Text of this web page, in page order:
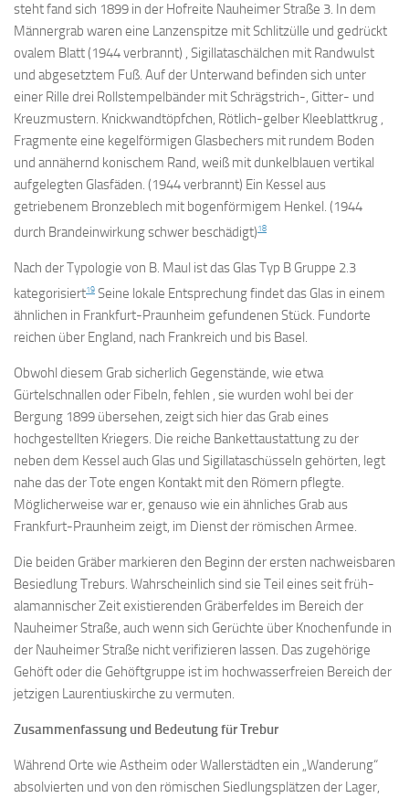
steht fand sich 1899 in der Hofreite Nauheimer Straße 3. In dem
Männergrab waren eine Lanzenspitze mit Schlitzülle und gedrückt
ovalem Blatt (1944 verbrannt) , Sigillataschälchen mit Randwulst
und abgesetztem Fuß. Auf der Unterwand befinden sich unter
einer Rille drei Rollstempelbänder mit Schrägstrich-, Gitter- und
Kreuzmustern. Knickwandtöpfchen, Rötlich-gelber Kleeblattkrug ,
Fragmente eine kegelförmigen Glasbechers mit rundem Boden
und annähernd konischem Rand, weiß mit dunkelblauen vertikal
aufgelegten Glasfäden. (1944 verbrannt) Ein Kessel aus
getriebenem Bronzeblech mit bogenförmigem Henkel. (1944
durch Brandeinwirkung schwer beschädigt)18
Nach der Typologie von B. Maul ist das Glas Typ B Gruppe 2.3
kategorisiert19 Seine lokale Entsprechung findet das Glas in einem
ähnlichen in Frankfurt-Praunheim gefundenen Stück. Fundorte
reichen über England, nach Frankreich und bis Basel.
Obwohl diesem Grab sicherlich Gegenstände, wie etwa
Gürtelschnallen oder Fibeln, fehlen , sie wurden wohl bei der
Bergung 1899 übersehen, zeigt sich hier das Grab eines
hochgestellten Kriegers. Die reiche Bankettaustattung zu der
neben dem Kessel auch Glas und Sigillataschüsseln gehörten, legt
nahe das der Tote engen Kontakt mit den Römern pflegte.
Möglicherweise war er, genauso wie ein ähnliches Grab aus
Frankfurt-Praunheim zeigt, im Dienst der römischen Armee.
Die beiden Gräber markieren den Beginn der ersten nachweisbaren
Besiedlung Treburs. Wahrscheinlich sind sie Teil eines seit früh-
alamannischer Zeit existierenden Gräberfeldes im Bereich der
Nauheimer Straße, auch wenn sich Gerüchte über Knochenfunde in
der Nauheimer Straße nicht verifizieren lassen. Das zugehörige
Gehöft oder die Gehöftgruppe ist im hochwasserfreien Bereich der
jetzigen Laurentiuskirche zu vermuten.
Zusammenfassung und Bedeutung für Trebur
Während Orte wie Astheim oder Wallerstädten ein „Wanderung“
absolvierten und von den römischen Siedlungsplätzen der Lager,